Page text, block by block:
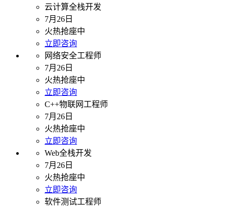
云计算全栈开发
7月26日
火热抢座中
立即咨询
网络安全工程师
7月26日
火热抢座中
立即咨询
C++物联网工程师
7月26日
火热抢座中
立即咨询
Web全栈开发
7月26日
火热抢座中
立即咨询
软件测试工程师